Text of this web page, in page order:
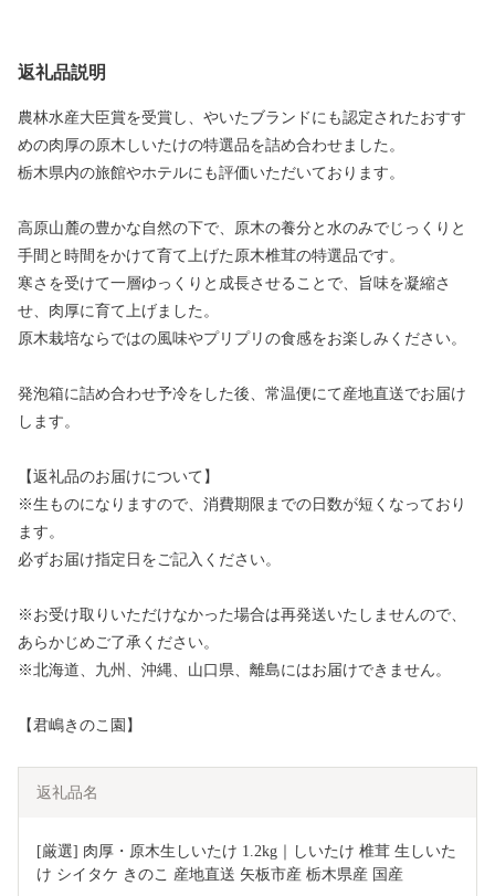
返礼品説明
農林水産大臣賞を受賞し、やいたブランドにも認定されたおすす
めの肉厚の原木しいたけの特選品を詰め合わせました。
栃木県内の旅館やホテルにも評価いただいております。
高原山麓の豊かな自然の下で、原木の養分と水のみでじっくりと
手間と時間をかけて育て上げた原木椎茸の特選品です。
寒さを受けて一層ゆっくりと成長させることで、旨味を凝縮さ
せ、肉厚に育て上げました。
原木栽培ならではの風味やプリプリの食感をお楽しみください。
発泡箱に詰め合わせ予冷をした後、常温便にて産地直送でお届け
します。
【返礼品のお届けについて】
※生ものになりますので、消費期限までの日数が短くなっており
ます。
必ずお届け指定日をご記入ください。
※お受け取りいただけなかった場合は再発送いたしませんので、
あらかじめご了承ください。
※北海道、九州、沖縄、山口県、離島にはお届けできません。
【君嶋きのこ園】
返礼品名
[厳選] 肉厚・原木生しいたけ 1.2kg｜しいたけ 椎茸 生しいた
け シイタケ きのこ 産地直送 矢板市産 栃木県産 国産